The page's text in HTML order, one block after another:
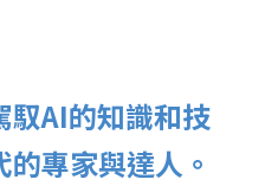
AI的知識和技
專家與達人。